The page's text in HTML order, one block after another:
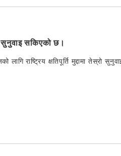
सुनुवाइ सकिएको छ।
राष्ट्रिय क्षतिपूर्ति मुद्दामा तेस्रो